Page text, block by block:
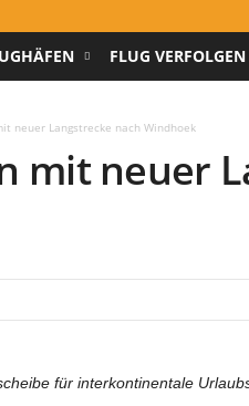
FLUG VERFOLGEN
neuer Langstrecke nach Windhoek
mit neuer
für interkontinentale